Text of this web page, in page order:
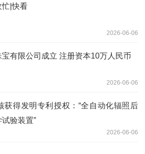
忙|快看
2026-06-06
有限公司成立 注册资本10万人民币
2026-06-06
获得发明专利授权：“全自动化辐照后
验装置”
2026-06-06